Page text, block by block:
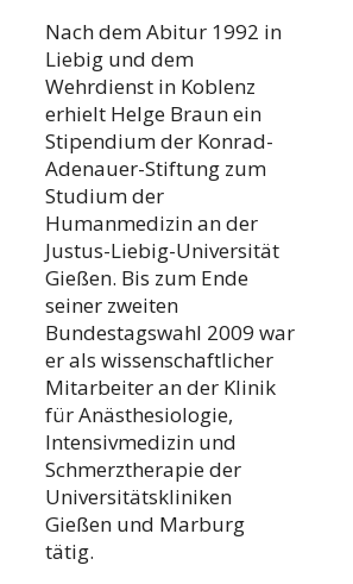
Nach dem Abitur 1992 in
Liebig und dem
Wehrdienst in Koblenz
erhielt Helge Braun ein
Stipendium der Konrad-
Adenauer-Stiftung zum
Studium der
Humanmedizin an der
Justus-Liebig-Universität
Gießen. Bis zum Ende
seiner zweiten
Bundestagswahl 2009 war
er als wissenschaftlicher
Mitarbeiter an der Klinik
für Anästhesiologie,
Intensivmedizin und
Schmerztherapie der
Universitätskliniken
Gießen und Marburg
tätig.